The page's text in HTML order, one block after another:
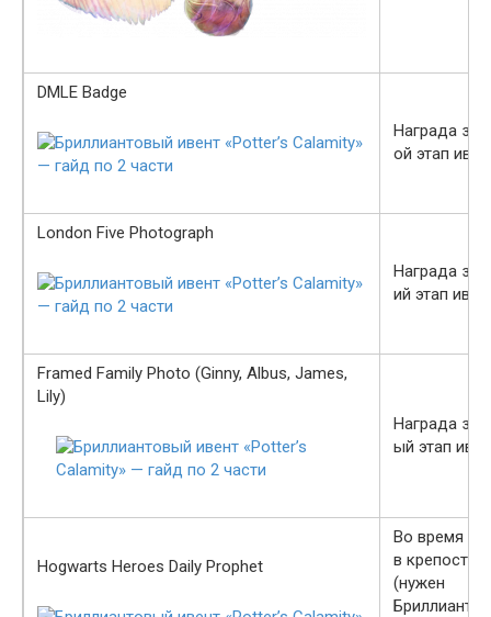
DMLE Badge
Награда за
ой этап
London Five Photograph
Награда за
ий этап
Framed Family Photo (Ginny, Albus, James,
Lily)
Награда за
ый этап
Hogwarts Heroes Daily Prophet
Во время
в крепостях
(нужен